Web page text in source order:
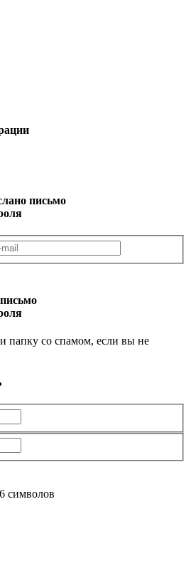
письмо
папку со спамом, если вы не
символов